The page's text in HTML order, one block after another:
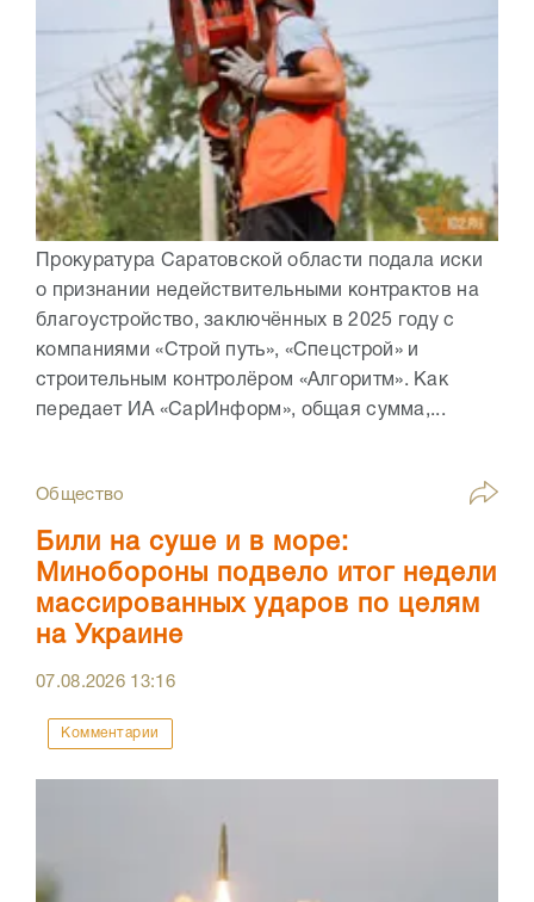
Прокуратура Саратовской области подала иски
о признании недействительными контрактов на
благоустройство, заключённых в 2025 году с
компаниями «Строй путь», «Спецстрой» и
строительным контролёром «Алгоритм». Как
передает ИА «СарИнформ», общая сумма,...
Общество
Били на суше и в море:
Минобороны подвело итог недели
массированных ударов по целям
на Украине
07.08.2026 13:16
Комментарии